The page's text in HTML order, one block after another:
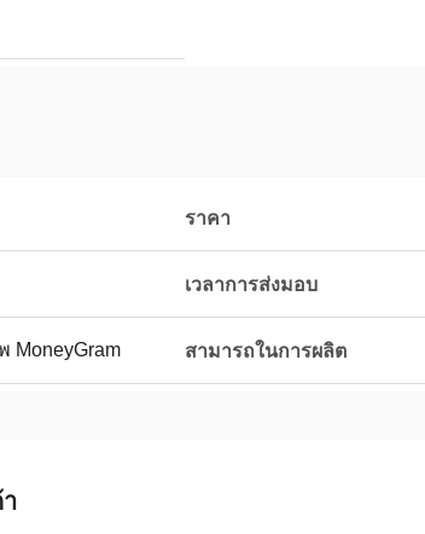
ราคา
เวลาการส่งมอบ
MoneyGram สามารถในการผลิต